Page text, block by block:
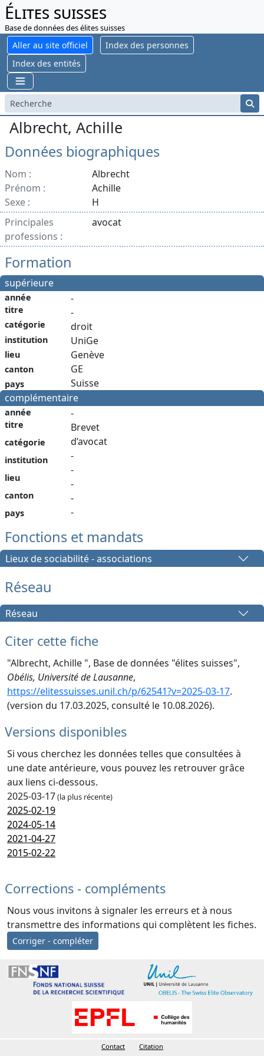
Élites suisses
Base de données des élites suisses
Aller au site officiel
Index des personnes
Index des entités
Albrecht, Achille
Données biographiques
Nom :
Albrecht
Prénom :
Achille
Sexe :
H
Principales
professions :
avocat
Formation
supérieure
année
titre
catégorie
institution
lieu
canton
pays
-
-
droit
UniGe
Genève
GE
Suisse
complémentaire
année
titre
catégorie
institution
lieu
canton
pays
-
Brevet
d’avocat
-
-
-
-
-
Fonctions et mandats
Lieux de sociabilité - associations
Réseau
Réseau
Citer cette fiche
"Albrecht, Achille ", Base de données "élites suisses",
Obélis, Université de Lausanne,
https://elitessuisses.unil.ch/p/62541?v=2025-03-17.
(version du 17.03.2025, consulté le 10.08.2026).
Versions disponibles
Si vous cherchez les données telles que consultées à
une date antérieure, vous pouvez les retrouver grâce
aux liens ci-dessous.
2025-03-17(la plus récente)
2025-02-19
2024-05-14
2021-04-27
2015-02-22
Corrections - compléments
Nous vous invitons à signaler les erreurs et à nous
transmettre des informations qui complètent les fiches.
Corriger - compléter
Contact Citation